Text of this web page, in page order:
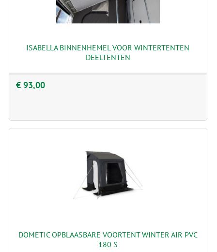
ISABELLA BINNENHEMEL VOOR WINTERTENTEN
DEELTENTEN
€ 93,00
DOMETIC OPBLAASBARE VOORTENT WINTER AIR PVC
180 S